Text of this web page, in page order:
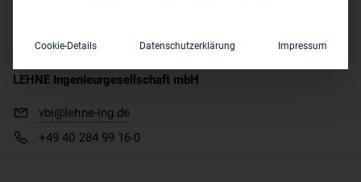
LEHNE Ingenieurgesellschaft mbH
vbi@lehne-ing.de
+49 40 284 99 16-0
Cookie-Details Datenschutzerklärung Impressum